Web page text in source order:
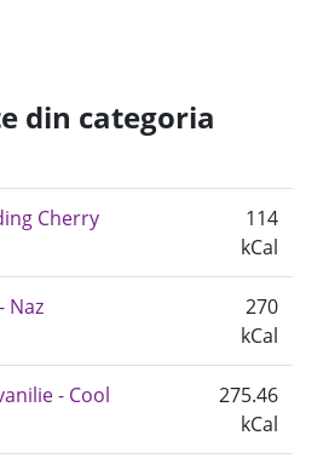
din categoria
Cherry
114
kCal
Naz
270
kCal
- Cool
275.46
kCal